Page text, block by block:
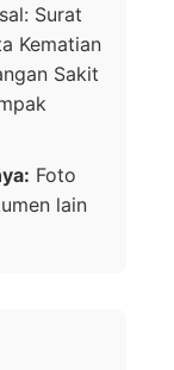
Surat
Kematian
Sakit
Foto
lain